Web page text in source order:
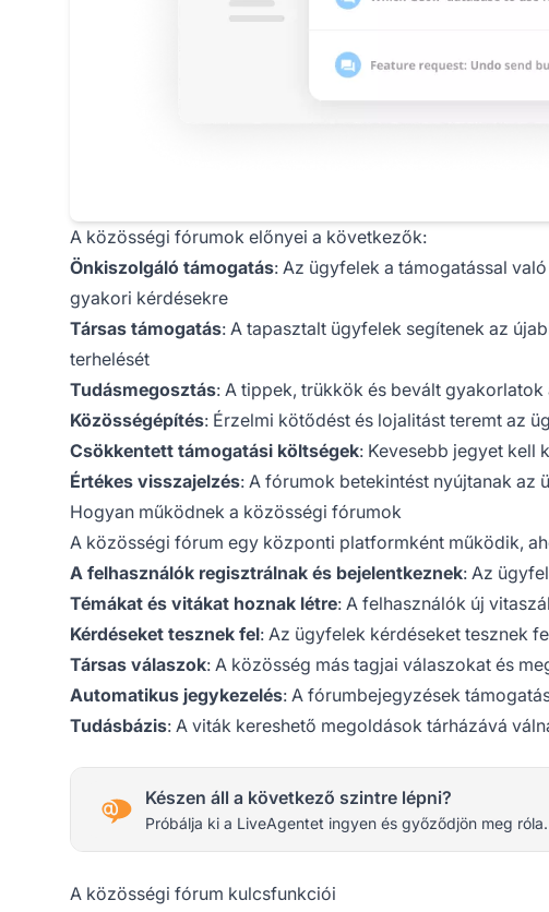
A közösségi fórumok előnyei a következők:
Önkiszolgáló támogatás: Az ügyfelek a támogatással
gyakori kérdésekre
Társas támogatás: A tapasztalt ügyfelek segítenek az
terhelését
Tudásmegosztás: A tippek, trükkök és bevált
Közösségépítés: Érzelmi kötődést és lojalitást teremt az
Csökkentett támogatási költségek: Kevesebb jegyet kell
Értékes visszajelzés: A fórumok betekintést nyújtanak az
Hogyan működnek a közösségi fórumok
A közösségi fórum egy központi platformként működik,
A felhasználók regisztrálnak és bejelentkeznek: Az
Témákat és vitákat hoznak létre: A felhasználók új
Kérdéseket tesznek fel: Az ügyfelek kérdéseket tesznek
Társas válaszok: A közösség más tagjai válaszokat és
Automatikus jegykezelés: A fórumbejegyzések
Tudásbázis: A viták kereshető megoldások tárházává
Készen áll a következő szintre lépni?
Próbálja ki a LiveAgentet ingyen és győződjön meg róla.
A közösségi fórum kulcsfunkciói